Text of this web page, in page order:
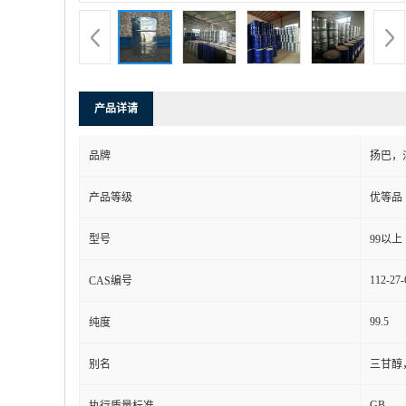
产品详请
品牌 扬巴，
产品等级 优等品
型号 99以上
CAS编号 112-27-
纯度 99.5
别名 三甘醇